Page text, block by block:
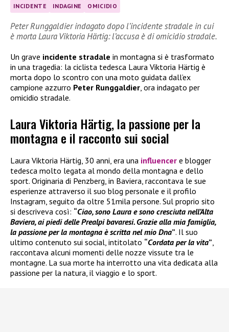
INCIDENTE INDAGINE OMICIDIO
Peter Runggaldier indagato dopo l’incidente stradale in cui
è morta Laura Viktoria Härtig: l’accusa è di omicidio stradale.
Un grave incidente stradale in montagna si è trasformato
in una tragedia: la ciclista tedesca Laura Viktoria Härtig è
morta dopo lo scontro con una moto guidata dall’ex
campione azzurro Peter Runggaldier, ora indagato per
omicidio stradale.
Laura Viktoria Härtig, la passione per la
montagna e il racconto sui social
Laura Viktoria Härtig, 30 anni, era una influencer e blogger
tedesca molto legata al mondo della montagna e dello
sport. Originaria di Penzberg, in Baviera, raccontava le sue
esperienze attraverso il suo blog personale e il profilo
Instagram, seguito da oltre 51mila persone. Sul proprio sito
si descriveva così: “Ciao, sono Laura e sono cresciuta nell’Alta
Baviera, ai piedi delle Prealpi bavaresi. Grazie alla mia famiglia,
la passione per la montagna è scritta nel mio Dna”. Il suo
ultimo contenuto sui social, intitolato “Cordata per la vita”
raccontava alcuni momenti delle nozze vissute tra le
montagne. La sua morte ha interrotto una vita dedicata alla
passione per la natura, il viaggio e lo sport.